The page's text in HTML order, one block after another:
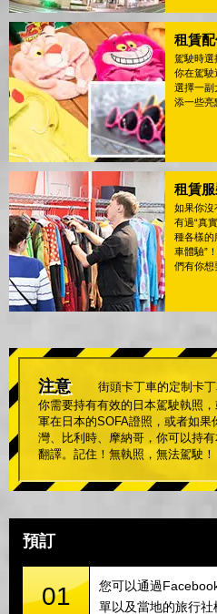
租賃
駕駛時選
你在駕駛
選擇一副
添一些亮
租賃
如果你沒
有過“真
種各樣的
車體驗”
們有你想
注意
街頭卡丁車的定制卡
你需要持有有效的日本駕駛執照
軍在日本的SOFA證照，或者如果
灣、比利時、摩納哥，你可以持
翻譯。記住！無執照，無法駕駛！
預訂
01
您可以通過
單以及當地的旅行社